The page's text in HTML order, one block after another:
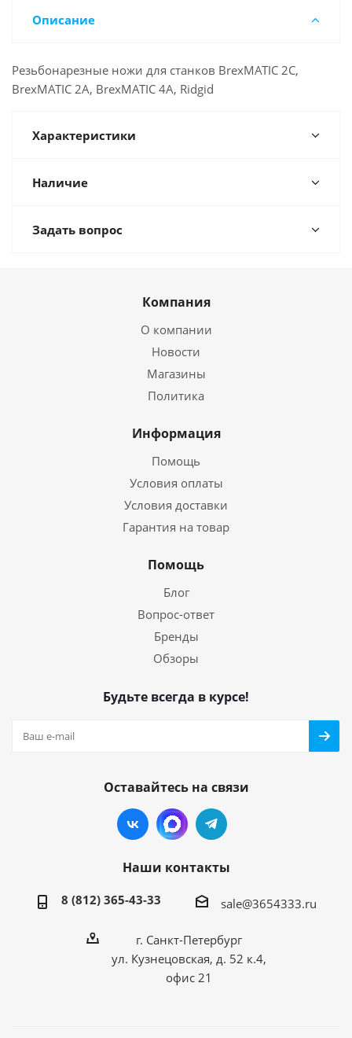
Описание
Резьбонарезные ножи для станков BrexMATIC 2C,
BrexMATIC 2A, BrexMATIC 4A, Ridgid
Характеристики
Наличие
Задать вопрос
Компания
О компании
Новости
Магазины
Политика
Информация
Помощь
Условия оплаты
Условия доставки
Гарантия на товар
Помощь
Блог
Вопрос-ответ
Бренды
Обзоры
Будьте всегда в курсе!
Оставайтесь на связи
Наши контакты
8 (812) 365-43-33 sale@3654333.ru
г. Санкт-Петербург
ул. Кузнецовская, д. 52 к.4,
офис 21